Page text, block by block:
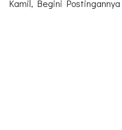
Kamil, Begini Postingannya